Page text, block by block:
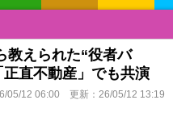
教えられた“役者バ
直不動産」でも共演
05/12 06:00 更新： 26/05/12 13:19